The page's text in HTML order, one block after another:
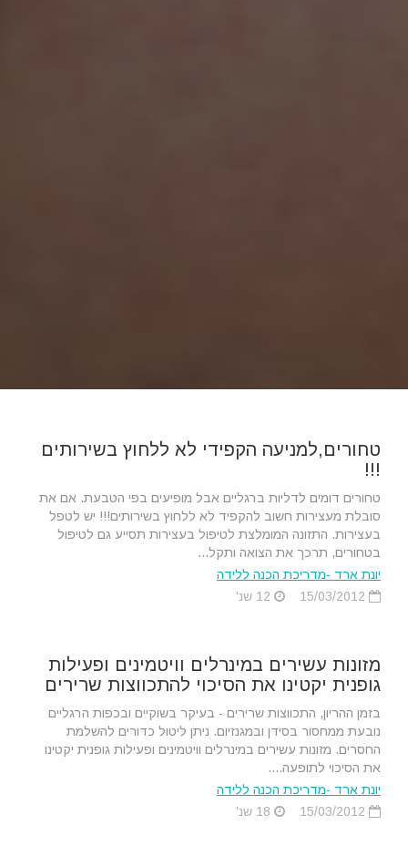
טחורים,למניעה הקפידי לא ללחוץ בשירותים
!!!
טחורים דומים לדליות ברגליים אבל מופיעים בפי הטבעת. אם את
סובלת מעצירות חשוב להקפיד לא ללחוץ בשירותים!!! יש לטפל
בעצירות. התזונה המומלצת לטיפול בעצירות תסייע גם לטיפול
בטחורים, תרכך את הצואה ותקל...
יונת ארד -מדריכת הכנה ללידה
מזונות עשירים במינרלים וויטמינים ופעילות
גופנית יקטינו את הסיכוי להתכווצות שרירים
בזמן ההריון, התכווצות שרירים - בעיקר בשוקיים ובכפות הרגליים
נובעת ממחסור בסידן ובמגנזיום. ניתן ליטול כדורים להשלמת
החסרים. מזונות עשירים במינרלים וויטמינים ופעילות גופנית יקטינו
את הסיכוי לתופעה....
יונת ארד -מדריכת הכנה ללידה